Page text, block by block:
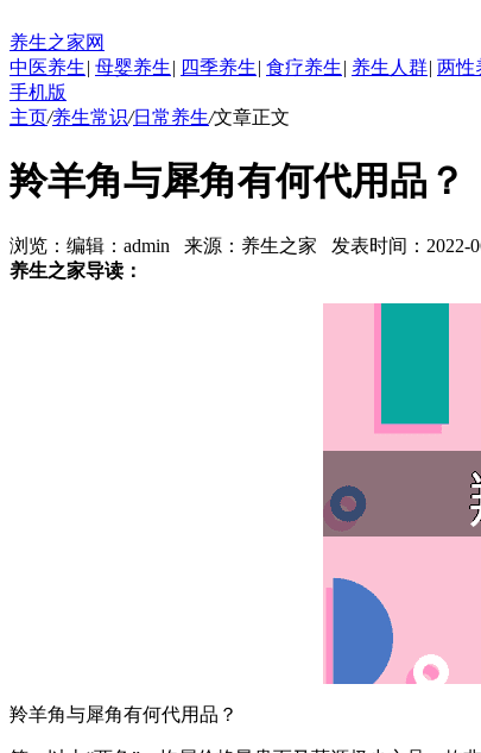
养生之家网
中医养生| 母婴养生| 四季养生| 食疗养生| 养生人群| 两性
手机版
主页/养生常识/日常养生/文章正文
羚羊角与犀角有何代用品？
浏览： 编辑： admin 来源： 养生之家 发表时间：2022-
养生之家导读：
羚羊角与犀角有何代用品？